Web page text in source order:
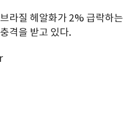
라질 헤알화가 2% 급락하는
격을 받고 있다.